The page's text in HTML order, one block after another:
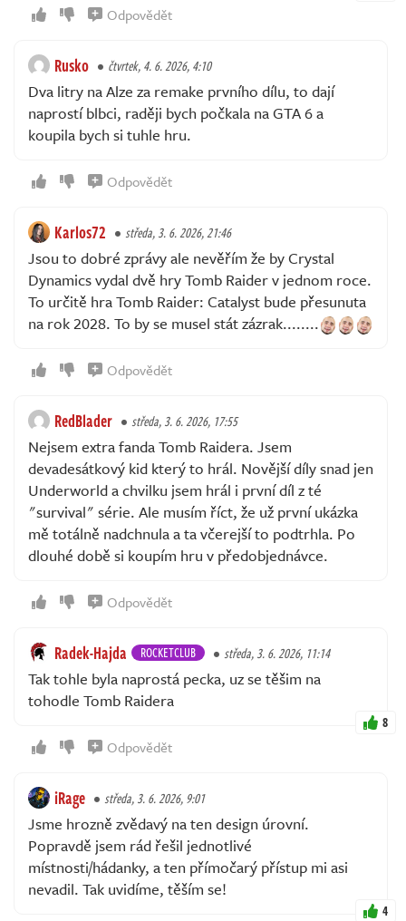
Odpovědět
Rusko čtvrtek, 4. 6. 2026, 4:10
Dva litry na Alze za remake prvního dílu, to dají
naprostí blbci, raději bych počkala na GTA 6 a
koupila bych si tuhle hru.
Odpovědět
Karlos72 středa, 3. 6. 2026, 21:46
Jsou to dobré zprávy ale nevěřím že by Crystal
Dynamics vydal dvě hry Tomb Raider v jednom roce.
To určitě hra Tomb Raider: Catalyst bude přesunuta
na rok 2028. To by se musel stát zázrak........
Odpovědět
RedBlader středa, 3. 6. 2026, 17:55
Nejsem extra fanda Tomb Raidera. Jsem
devadesátkový kid který to hrál. Novější díly snad jen
Underworld a chvilku jsem hrál i první díl z té
"survival" série. Ale musím říct, že už první ukázka
mě totálně nadchnula a ta včerejší to podtrhla. Po
dlouhé době si koupím hru v předobjednávce.
Odpovědět
Radek-Hajda ROCKETCLUB středa, 3. 6. 2026, 11:14
Tak tohle byla naprostá pecka, uz se těšim na
tohodle Tomb Raidera
8
Odpovědět
iRage středa, 3. 6. 2026, 9:01
Jsme hrozně zvědavý na ten design úrovní.
Popravdě jsem rád řešil jednotlivé
místnosti/hádanky, a ten přímočarý přístup mi asi
nevadil. Tak uvidíme, těším se!
4